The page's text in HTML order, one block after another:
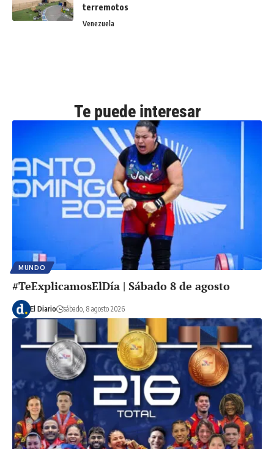
terremotos
Venezuela
Te puede interesar
MUNDO
#TeExplicamosElDía | Sábado 8 de agosto
El Diario sábado, 8 agosto 2026